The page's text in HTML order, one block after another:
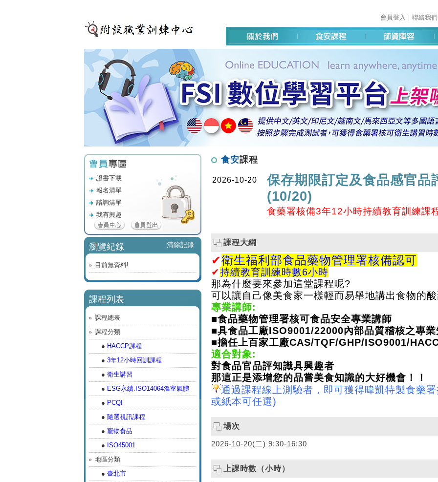
會員登入 ｜ 聯絡我們
證書下載
報名清單
諮詢清單
我有興趣
瀏覽紀錄 清除記錄
目前無資料!
課程列表
課程總表
課程分類
● HACCP課程
● 3年12小時回訓課程
● 衛生講習
● ESG永續.ISO14064溫室氣體
● PCQI
● 隨選視訊課程
● 寵物食品
● ISO45001
地區分類
● 臺北市
食安課程
2026-10-20
保存期限訂定及食品感官品
(10/20)
食藥署核備3年12小時持續教育訓練課
課程大綱
✔衛生福利部食品藥物管理署核備認可
✔持續教育訓練時數6小時
那為什麼要來參加這堂課程呢?
可以讓自己像美食家一樣輕而易舉地講出食物的
專業講師:
■食品藥物管理署核可食品安全專業講師
■具食品工廠ISO9001/22000內部品質稽核之專
■擔任上百家工廠CAS/TQF/GHP/ISO9001/
適合對象:
對食品官品評知識具興趣者
那這正是添增您的品嘗美食知識的大好機會！！
通過課程線上測驗者，即可獲得暐凱特製食藥
或紙本可任選)
場次
2026-10-20(二) 9:30-16:30
上課時數（小時）